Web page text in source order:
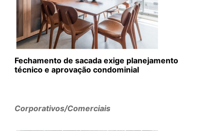
Fechamento de sacada exige planejamento
técnico e aprovação condominial
Corporativos/Comerciais